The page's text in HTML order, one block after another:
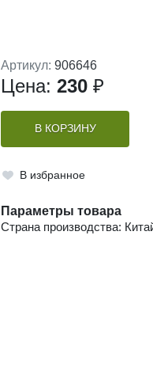
Артикул: 906646
Цена: 230 ₽
В КОРЗИНУ
В избранное
Параметры товара
Страна производства: